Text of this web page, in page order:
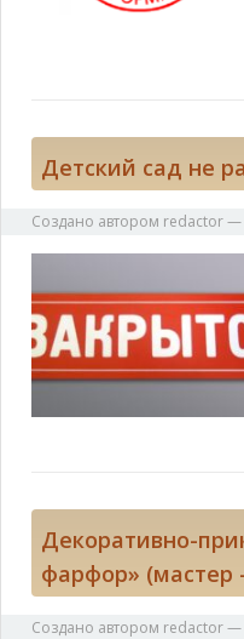
Детский сад не
Создано автором redactor—
Декоративно-
фарфор» (мастер
Создано автором redactor—